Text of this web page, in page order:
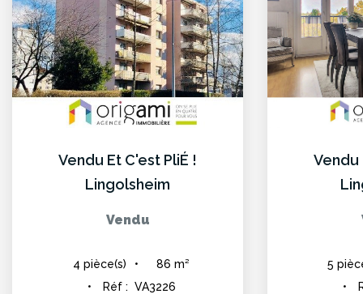
Vendu Et C'est PliÉ !
Lingolsheim
Vendu
4 pièce(s) 86 m²
Réf : VA3226
Vendu
5